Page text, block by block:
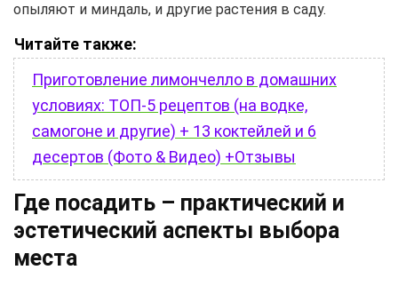
опыляют и миндаль, и другие растения в саду.
Читайте также:
Приготовление лимончелло в домашних
условиях: ТОП-5 рецептов (на водке,
самогоне и другие) + 13 коктейлей и 6
десертов (Фото & Видео) +Отзывы
Где посадить – практический и
эстетический аспекты выбора
места